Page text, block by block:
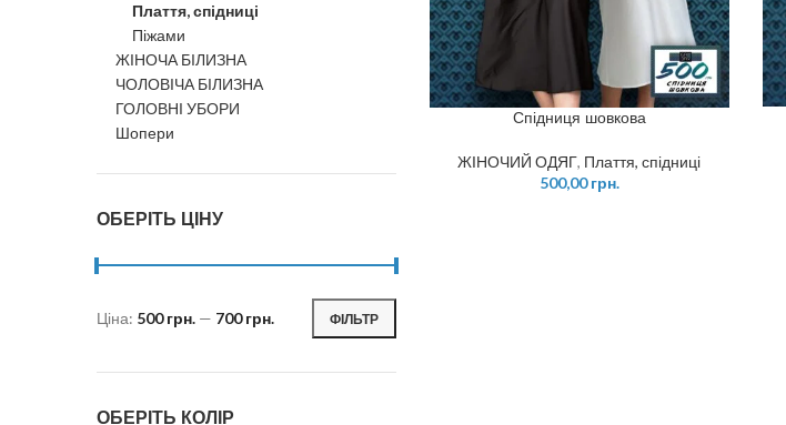
Плаття, спідниці
Піжами
ЖІНОЧА БІЛИЗНА
ЧОЛОВІЧА БІЛИЗНА
ГОЛОВНІ УБОРИ
Шопери
ОБЕРІТЬ ЦІНУ
ФІЛЬТР
Ціна: 500 грн. — 700 грн.
ОБЕРІТЬ КОЛІР
Спідниця шовкова
ЖІНОЧИЙ ОДЯГ, Плаття, спідниці
500,00грн.